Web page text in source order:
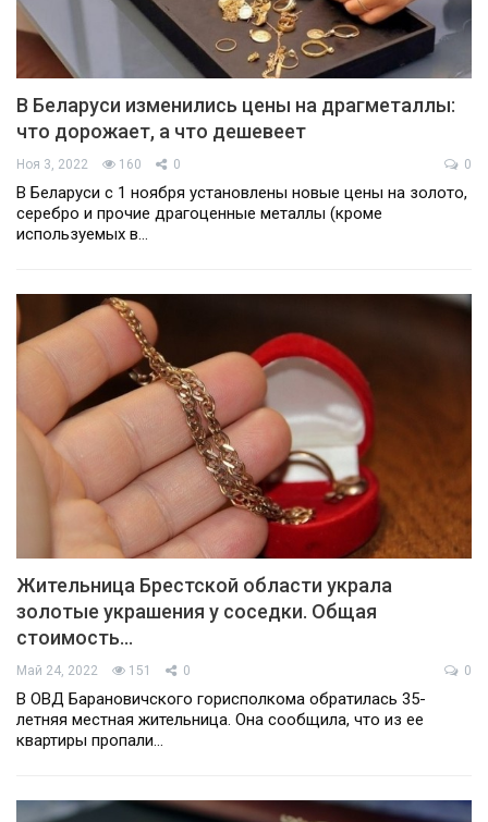
В Беларуси изменились цены на драгметаллы:
что дорожает, а что дешевеет
Ноя 3, 2022 160 0 0
В Беларуси с 1 ноября установлены новые цены на золото,
серебро и прочие драгоценные металлы (кроме
используемых в…
Жительница Брестской области украла
золотые украшения у соседки. Общая
стоимость…
Май 24, 2022 151 0 0
В ОВД Барановичского горисполкома обратилась 35-
летняя местная жительница. Она сообщила, что из ее
квартиры пропали…